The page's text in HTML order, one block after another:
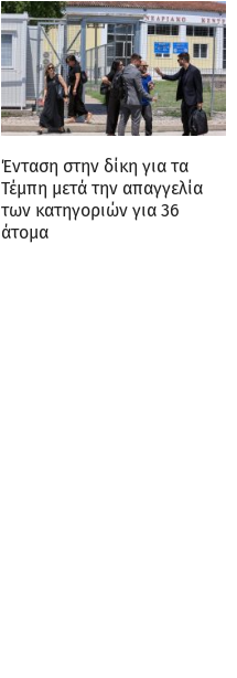
Ένταση στην δίκη για τα
Τέμπη μετά την απαγγελία
των κατηγοριών για 36
άτομα